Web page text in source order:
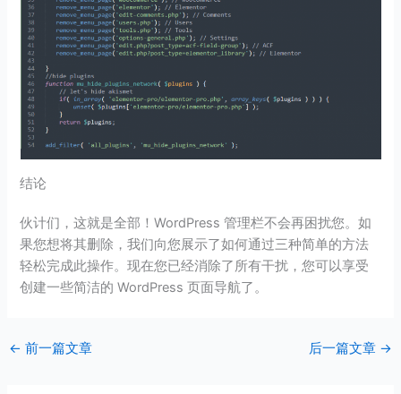
结论
伙计们，这就是全部！WordPress 管理栏不会再困扰您。如
果您想将其删除，我们向您展示了如何通过三种简单的方法
轻松完成此操作。现在您已经消除了所有干扰，您可以享受
创建一些简洁的 WordPress 页面导航了。
← 前一篇文章 后一篇文章 →